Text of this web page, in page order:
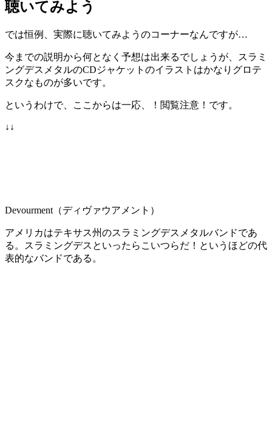
聴いてみよう
では恒例、実際に聴いてみようのコーナーなんですが…
今までの説明から何となく予想は出来るでしょうが、スラミ
ングデスメタルのCDジャケットのイラストはかなりグロテ
スクなものが多いです。
というわけで、ここからは一応、！閲覧注意！です。
↓↓
Devourment（ディヴァウアメント）
アメリカはテキサス州のスラミングデスメタルバンドであ
る。スラミングデスといったらこいつらだ！というほどの代
表的なバンドである。